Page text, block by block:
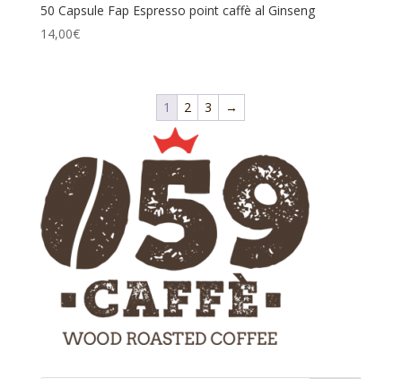
50 Capsule Fap Espresso point caffè al Ginseng
14,00€
1 2 3 →